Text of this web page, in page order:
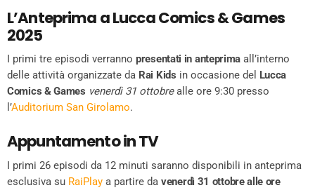
L’Anteprima a Lucca Comics & Games
2025
I primi tre episodi verranno presentati in anteprima all’interno
delle attività organizzate da Rai Kids in occasione del
Lucca
Comics & Games venerdì 31 ottobrealle ore 9:30 presso
l’Auditorium San Girolamo.
Appuntamento in TV
I primi 26 episodi da 12 minuti saranno disponibili in anteprima
esclusiva su RaiPlay a partire da venerdì 31 ottobre alle ore